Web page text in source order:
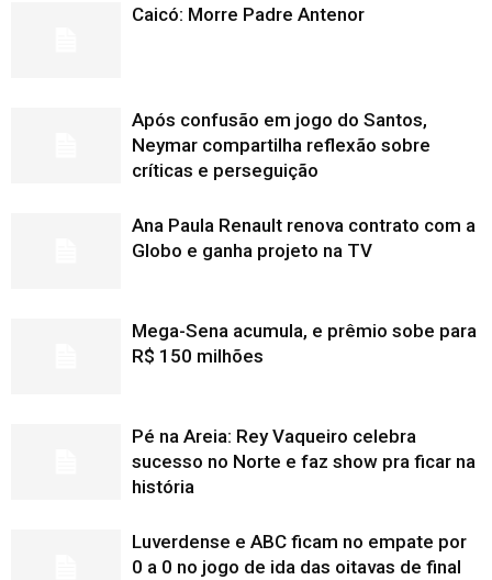
Caicó: Morre Padre Antenor
Após confusão em jogo do Santos,
Neymar compartilha reflexão sobre
críticas e perseguição
Ana Paula Renault renova contrato com a
Globo e ganha projeto na TV
Mega-Sena acumula, e prêmio sobe para
R$ 150 milhões
Pé na Areia: Rey Vaqueiro celebra
sucesso no Norte e faz show pra ficar na
história
Luverdense e ABC ficam no empate por
0 a 0 no jogo de ida das oitavas de final